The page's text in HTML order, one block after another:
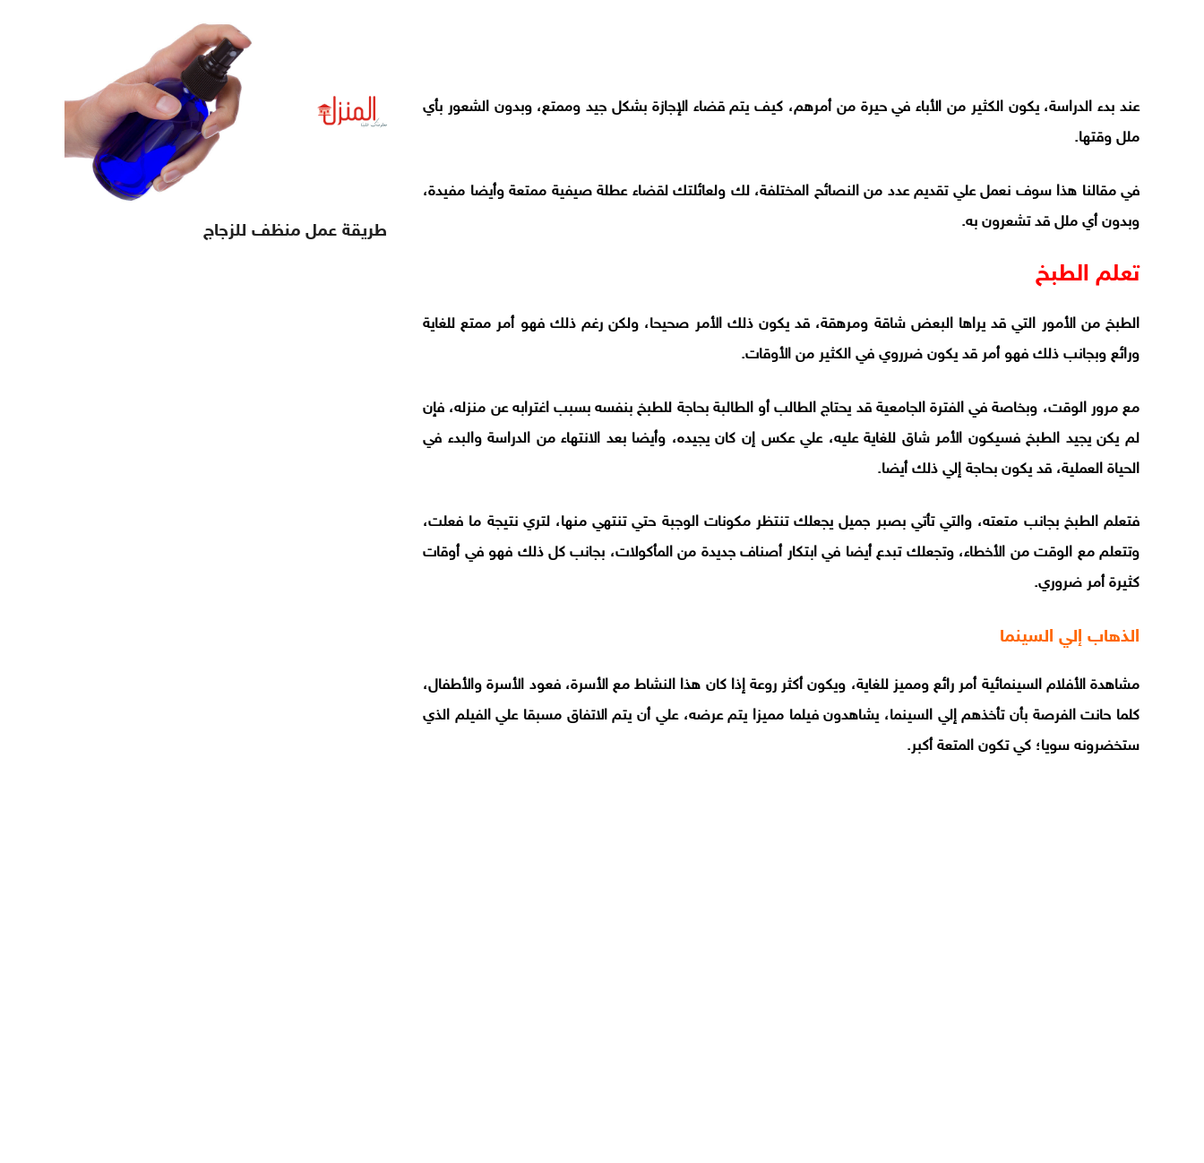
عند بدء الدراسة، يكون الكثير من الأباء في حيرة من أمرهم، كيف يتم قضاء الإجازة بشكل جيد وممتع، وبدون الشعور بأي
ملل وقتها.
في مقالنا هذا سوف نعمل علي تقديم عدد من النصائح المختلفة، لك ولعائلتك لقضاء عطلة صيفية ممتعة وأيضا مفيدة،
وبدون أي ملل قد تشعرون به.
تعلم الطبخ
الطبخ من الأمور التي قد يراها البعض شاقة ومرهقة، قد يكون ذلك الأمر صحيحا، ولكن رغم ذلك فهو أمر ممتع للغاية
ورائع وبجانب ذلك فهو أمر قد يكون ضرروي في الكثير من الأوقات.
مع مرور الوقت، وبخاصة في الفترة الجامعية قد يحتاج الطالب أو الطالبة بحاجة للطبخ بنفسه بسبب اغترابه عن منزله، فإن
لم يكن يجيد الطبخ فسيكون الأمر شاق للغاية عليه، علي عكس إن كان يجيده، وأيضا بعد الانتهاء من الدراسة والبدء في
الحياة العملية، قد يكون بحاجة إلي ذلك أيضا.
فتعلم الطبخ بجانب متعته، والتي تأتي بصبر جميل يجعلك تنتظر مكونات الوجبة حتي تنتهي منها، لتري نتيجة ما فعلت،
وتتعلم مع الوقت من الأخطاء، وتجعلك تبدع أيضا في ابتكار أصناف جديدة من المأكولات، بجانب كل ذلك فهو في أوقات
كثيرة أمر ضروري.
الذهاب إلي السينما
مشاهدة الأفلام السينمائية أمر رائع ومميز للغاية، ويكون أكثر روعة إذا كان هذا النشاط مع الأسرة، فعود الأسرة والأطفال،
كلما حانت الفرصة بأن تأخذهم إلي السينما، يشاهدون فيلما مميزا يتم عرضه، علي أن يتم الاتفاق مسبقا علي الفيلم الذي
ستخضرونه سويا؛ كي تكون المتعة أكبر.
طريقة عمل منظف للزجاج